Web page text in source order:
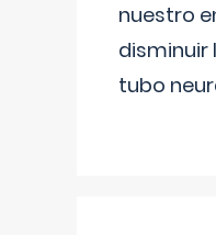
nuestro
disminuir
tubo